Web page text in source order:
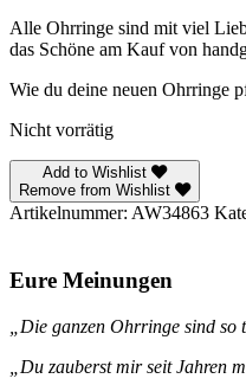
Alle Ohrringe sind mit viel
das Schöne am Kauf von
Wie du deine neuen Ohrringe
Nicht vorrätig
Add to Wishlist
Remove from Wishlist
Artikelnummer: AW34863
Eure Meinungen
„Die ganzen Ohrringe sind
„Du zauberst mir seit Jahren